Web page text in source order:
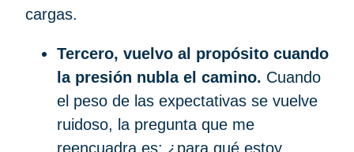
cargas.
Tercero, vuelvo al propósito cuando
la presión nubla el camino. Cuando
el peso de las expectativas se vuelve
ruidoso, la pregunta que me
reencuadra es: ¿para qué estoy